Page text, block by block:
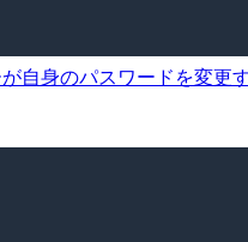
自身のパスワードを変更